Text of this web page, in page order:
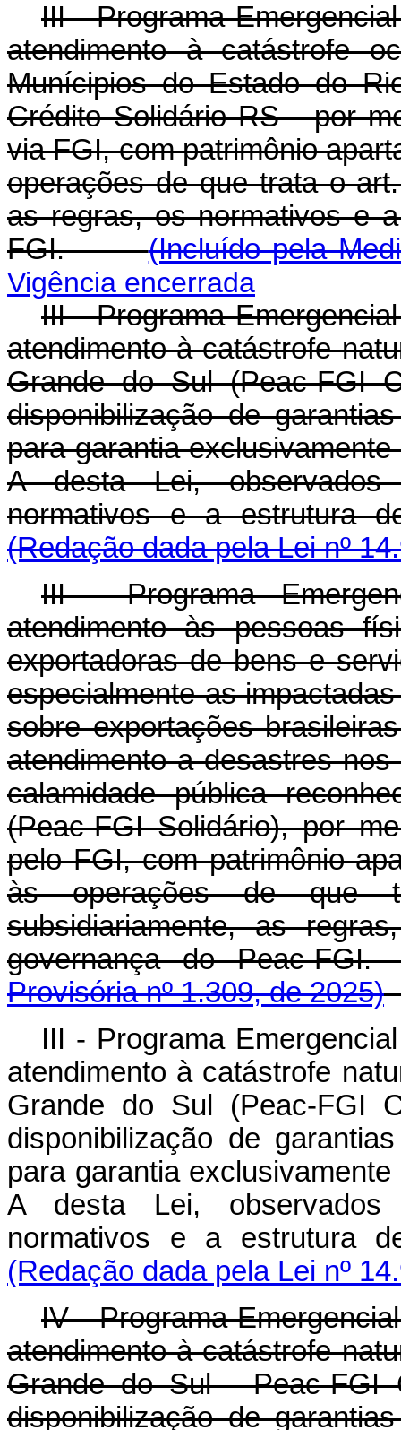
III - Programa
atendimento à catástrofe
Munícipios do Estado do
Crédito Solidário RS - por
via FGI, com patrimônio
operações de que trata o
as regras, os normativos e
FGI.(Incluído pela
Vigência encerrada
III - Programa
atendimento à catástrofe
Grande do Sul (Peac-FGI
disponibilização de
para garantia
A desta Lei, observados
normativos e a
(Redação dada pela Lei nº
III - Programa
atendimento às pessoas
exportadoras de bens e
especialmente as
sobre exportações
atendimento a desastres
calamidade pública
(Peac-FGI Solidário), por
pelo FGI, com patrimônio
às operações de que
subsidiariamente, as
governança do Peac-
Provisória nº 1.309, de 2025)
III - Programa
atendimento à catástrofe
Grande do Sul (Peac-FGI
disponibilização de
para garantia
A desta Lei, observados
normativos e a
(Redação dada pela Lei nº
IV - Programa
atendimento à catástrofe
Grande do Sul - Peac-FGI
disponibilização de